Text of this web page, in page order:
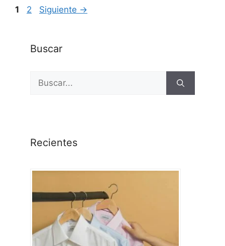
Página
1 Página
2 Siguiente →
Buscar
Buscar:
Recientes